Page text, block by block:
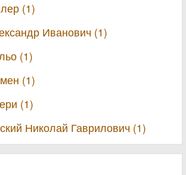
(1)
Иванович (1)
(1)
(1)
(1)
Николай Гаврилович (1)